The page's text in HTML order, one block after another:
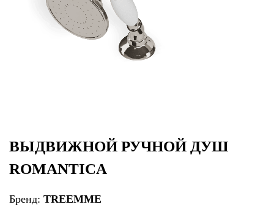
ВЫДВИЖНОЙ РУЧНОЙ ДУШ
ROMANTICA
Бренд: TREEMME